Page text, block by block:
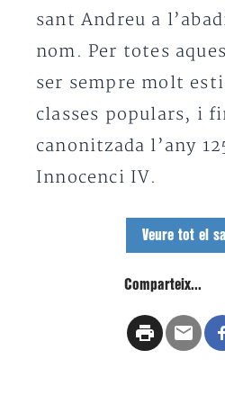
sant Andreu a
nom. Per totes
ser sempre molt
classes populars, i
canonitzada l’any
Innocenci IV.
Veure tot el
Comparteix...